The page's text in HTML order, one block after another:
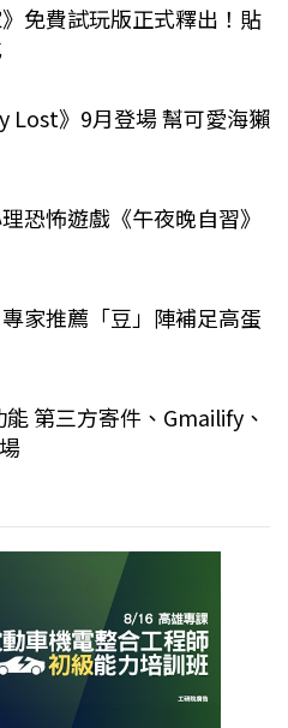
免費試玩版正式釋出！貼
Lost》9月登場 幫可愛海獺
恐怖遊戲《午夜晚自習》
家推薦「豆」陣補足高蛋
第三方寄件、Gmailify、